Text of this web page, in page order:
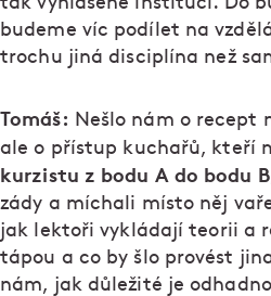
budeme víc podílet na
trochu jiná disciplína než
Tomáš: Nešlo nám o recept
ale o přístup kuchařů, kteří
kurzistu z bodu A do bodu
zády a míchali místo něj
jak lektoři vykládají teorii a
tápou a co by šlo provést
nám, jak důležité je